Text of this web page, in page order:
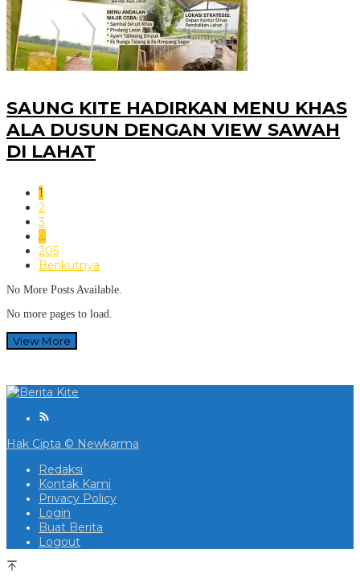
SAUNG KITE HADIRKAN MENU KHAS
ALA DUSUN DENGAN VIEW SAWAH
DI LAHAT
1
2
3
…
205
Berikutnya
No More Posts Available.
No more pages to load.
View More
Hak Cipta © Newkarma
Redaksi
Kontak Kami
Privacy Policy
Login
Buat Berita
Logout